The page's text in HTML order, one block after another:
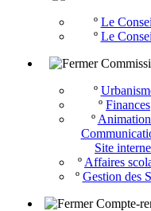
º Le
º Le
º
º Finances
º
Site
º Affaires
º Gestion des
Compte-